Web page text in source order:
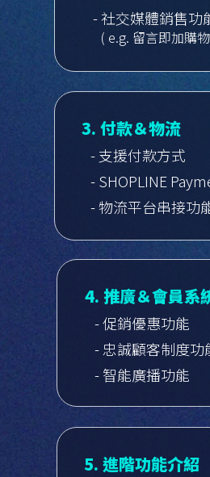
3. 付款＆物流
- 支援付款方式
- SHOPLINE
- 物流平台串接功
- 社交媒體銷售功
( e.g. 留言即加購
4. 推廣＆會員系
5. 進階功能介紹
- 促銷優惠功能
- 忠誠顧客制度功
- 智能廣播功能